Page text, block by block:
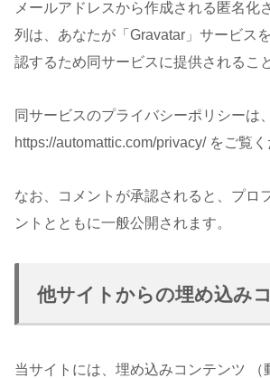
メールアドレスから作成される匿名化
列は、あなたが「Gravatar」サービス
認するため同サービスに提供されるこ
同サービスのプライバシーポリシーは、
https://automattic.com/privacy/ をご覧く
なお、コメントが承認されると、プロ
ントとともに一般公開されます。
他サイトからの埋め込み
当サイトには、埋め込みコンテンツ （